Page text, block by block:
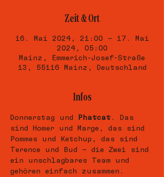
Zeit & Ort
16. Mai 2024, 21:00 – 17. Mai
2024, 05:00
Mainz, Emmerich-Josef-Straße
13, 55116 Mainz, Deutschland
Infos
Donnerstag und Phatcat . Das
sind Homer und Marge, das sind
Pommes und Ketchup, das sind
Terence und Bud – die Zwei sind
ein unschlagbares Team und
gehören einfach zusammen.